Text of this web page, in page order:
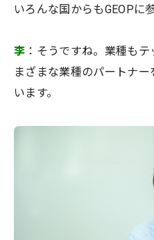
いろんな国からもGEOPに
李 ：そうですね。業種も
まざまな業種のパートナ
います。